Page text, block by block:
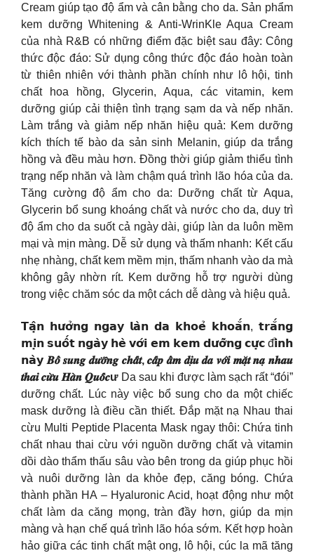
Cream giúp tạo độ ẩm và cân bằng cho da. Sản phẩm
kem dưỡng Whitening & Anti-WrinKle Aqua Cream
của nhà R&B có những điểm đặc biệt sau đây: Công
thức độc đáo: Sử dụng công thức độc đáo hoàn toàn
từ thiên nhiên với thành phần chính như lô hội, tinh
chất hoa hồng, Glycerin, Aqua, các vitamin, kem
dưỡng giúp cải thiện tình trạng sạm da và nếp nhăn.
Làm trắng và giảm nếp nhăn hiệu quả: Kem dưỡng
kích thích tế bào da sản sinh Melanin, giúp da trắng
hồng và đều màu hơn. Đồng thời giúp giảm thiểu tình
trạng nếp nhăn và làm chậm quá trình lão hóa của da.
Tăng cường độ ẩm cho da: Dưỡng chất từ Aqua,
Glycerin bổ sung khoáng chất và nước cho da, duy trì
độ ẩm cho da suốt cả ngày dài, giúp làn da luôn mềm
mại và mịn màng. Dễ sử dụng và thấm nhanh: Kết cấu
nhẹ nhàng, chất kem mềm mịn, thấm nhanh vào da mà
không gây nhờn rít. Kem dưỡng hỗ trợ người dùng
trong việc chăm sóc da một cách dễ dàng và hiệu quả.
𝗧𝗮̣̂𝗻 𝗵𝘂̛𝗼̛̉𝗻𝗴 𝗻𝗴𝗮𝘆 𝗹𝗮̀𝗻 𝗱𝗮 𝗸𝗵𝗼𝗲̉ 𝗸𝗵𝗼𝗮̆́𝗻, 𝘁𝗿𝗮̆́𝗻𝗴
𝗺𝗶̣𝗻 𝘀𝘂𝗼̂́𝘁 𝗻𝗴𝗮̀𝘆 𝗵𝗲̀ 𝘃𝗼̛́𝗶 𝗲𝗺 𝗸𝗲𝗺 𝗱𝘂̛𝗼̛̃𝗻𝗴 𝗰𝘂̛̣𝗰 đ𝗶̉𝗻𝗵
𝗻𝗮̀𝘆 𝑩𝒐̂̉ 𝒔𝒖𝒏𝒈 𝒅𝒖̛𝒐̛̃𝒏𝒈 𝒄𝒉𝒂̂́𝒕, 𝒄𝒂̂́𝒑 𝒂̂̉𝒎 𝒅𝒊̣𝒖 𝒅𝒂 𝒗𝒐̛́𝒊 𝒎𝒂̣̆𝒕 𝒏𝒂̣ 𝒏𝒉𝒂𝒖
𝒕𝒉𝒂𝒊 𝒄𝒖̛̀𝒖 𝑯𝒂̀𝒏 𝑸𝒖𝒐̂́𝒄ư Da sau khi được làm sạch rất “đói”
dưỡng chất. Lúc này việc bổ sung cho da một chiếc
mask dưỡng là điều cần thiết. Đắp mặt nạ Nhau thai
cừu Multi Peptide Placenta Mask ngay thôi: Chứa tinh
chất nhau thai cừu với nguồn dưỡng chất và vitamin
dồi dào thẩm thấu sâu vào bên trong da giúp phục hồi
và nuôi dưỡng làn da khỏe đẹp, căng bóng. Chứa
thành phần HA – Hyaluronic Acid, hoạt động như một
chất làm da căng mọng, tràn đầy hơn, giúp da mịn
màng và hạn chế quá trình lão hóa sớm. Kết hợp hoàn
hảo giữa các tinh chất mật ong, lô hội, cúc la mã tăng